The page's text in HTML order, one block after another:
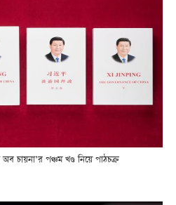
অব চায়না’র পঞ্চম খণ্ড নিয়ে পাঠচক্র